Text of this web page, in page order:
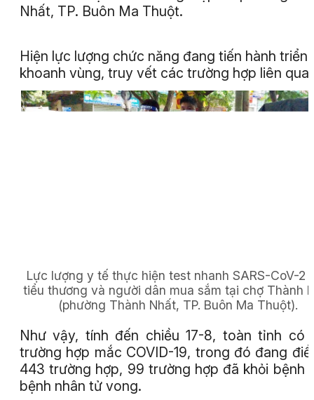
Nhất, TP. Buôn Ma Thuột.
Hiện lực lượng chức năng đang tiến hành triển
khoanh vùng, truy vết các trường hợp liên
Lực lượng y tế thực hiện test nhanh SARS-CoV-2
tiểu thương và người dân mua sắm tại chợ Thành
(phường Thành Nhất, TP. Buôn Ma Thuột).
Như vậy, tính đến chiều 17-8, toàn tỉnh có
trường hợp mắc COVID-19, trong đó đang
443 trường hợp, 99 trường hợp đã khỏi bệnh
bệnh nhân tử vong.